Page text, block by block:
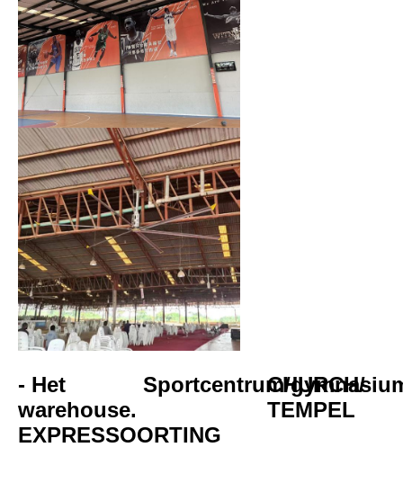
- Het
warehouse.
EXPRESSOORTING
Sportcentrum/CHURCH/
TEMPEL